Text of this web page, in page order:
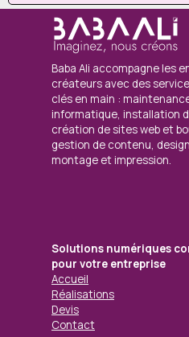
Solutions numériques
pour votre entreprise
Accueil
Réalisations
Devis
Contact
Baba Ali accompagne les
créateurs avec des
clés en main :
informatique, installation
création de sites web et
gestion de contenu,
montage et impression.